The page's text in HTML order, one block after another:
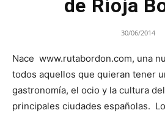
de Rioja
30/06/2014
Nace www.rutabordon.com, una
todos aquellos que quieran tener
gastronomía, el ocio y la cultura
principales ciudades españolas.